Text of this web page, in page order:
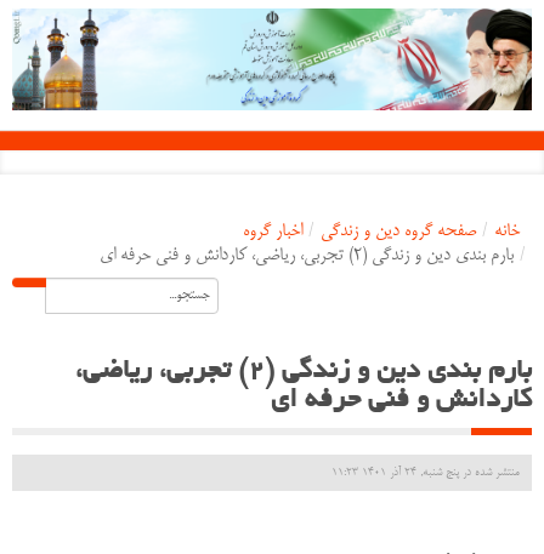
خانه / صفحه گروه دین و زندگی / اخبار گروه
/ بارم بندی دین و زندگی (2) تجربی، ریاضی، کاردانش و فنی حرفه ای
بارم بندی دین و زندگی (2) تجربی، ریاضی،
کاردانش و فنی حرفه ای
منتشر شده در پنج شنبه, 24 آذر 1401 11:23